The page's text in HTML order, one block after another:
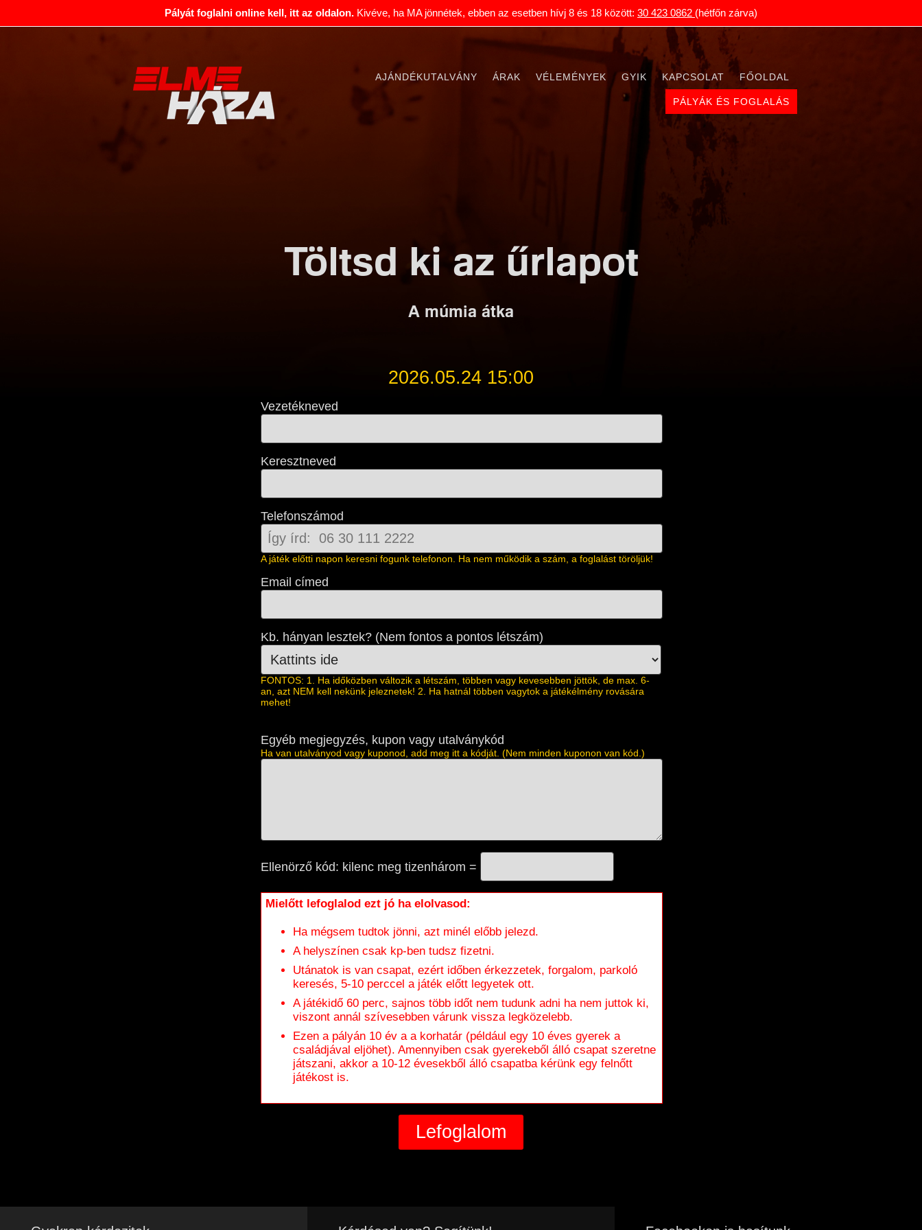
Pályát foglalni online kell, itt az oldalon. Kivéve, ha MA jönnétek, ebben az esetben hívj 8 és 18 között: 30 423 0862 (hétfőn zárva)
FŐOLDAL
KAPCSOLAT
GYIK
VÉLEMÉNYEK
ÁRAK
AJÁNDÉKUTALVÁNY
PÁLYÁK ÉS FOGLALÁS
Töltsd ki az űrlapot
A múmia átka
2026.05.24 15:00
Vezetékneved
Keresztneved
Telefonszámod
A játék előtti napon keresni fogunk telefonon. Ha nem működik a szám, a foglalást töröljük!
Email címed
Kb. hányan lesztek? (Nem fontos a pontos létszám)
FONTOS: 1. Ha időközben változik a létszám, többen vagy kevesebben jöttök, de max. 6-
an, azt NEM kell nekünk jeleznetek! 2. Ha hatnál többen vagytok a játékélmény rovására
mehet!
Egyéb megjegyzés, kupon vagy utalványkód
Ha van utalványod vagy kuponod, add meg itt a kódját. (Nem minden kuponon van kód.)
Ellenörző kód: kilenc meg tizenhárom =
Mielőtt lefoglalod ezt jó ha elolvasod:
Ha mégsem tudtok jönni, azt minél előbb jelezd.
A helyszínen csak kp-ben tudsz fizetni.
Utánatok is van csapat, ezért időben érkezzetek, forgalom, parkoló
keresés, 5-10 perccel a játék előtt legyetek ott.
A játékidő 60 perc, sajnos több időt nem tudunk adni ha nem juttok ki,
viszont annál szívesebben várunk vissza legközelebb.
Ezen a pályán 10 év a a korhatár (például egy 10 éves gyerek a
családjával eljöhet). Amennyiben csak gyerekeből álló csapat szeretne
játszani, akkor a 10-12 évesekből álló csapatba kérünk egy felnőtt
játékost is.